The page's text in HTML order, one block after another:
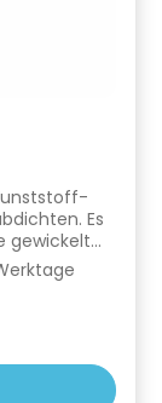
Es
gewickelt
DE,